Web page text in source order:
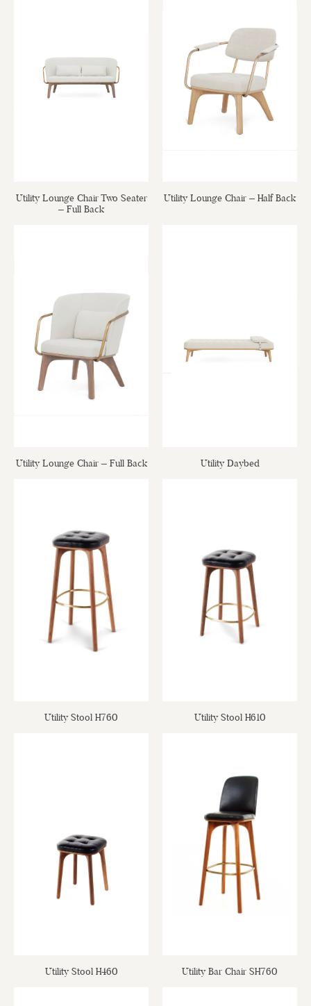
Utility Lounge Chair Two Seater
– Full Back
Utility Lounge Chair – Half Back
Utility Lounge Chair – Full Back Utility Daybed
Utility Stool H760 Utility Stool H610
Utility Stool H460 Utility Bar Chair SH760